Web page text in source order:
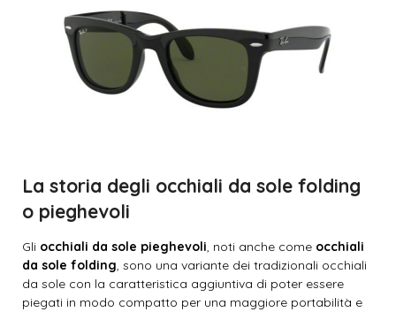
La storia degli occhiali da sole folding
o pieghevoli
Gli occhiali da sole pieghevoli, noti anche come occhiali
da sole folding, sono una variante dei tradizionali occhiali
da sole con la caratteristica aggiuntiva di poter essere
piegati in modo compatto per una maggiore portabilità e